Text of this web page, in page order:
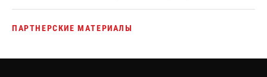
ПАРТНЕРСКИЕ МАТЕРИАЛЫ